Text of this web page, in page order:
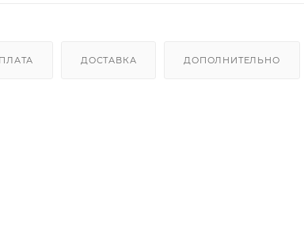
ДОСТАВКА ДОПОЛНИТЕЛЬНО